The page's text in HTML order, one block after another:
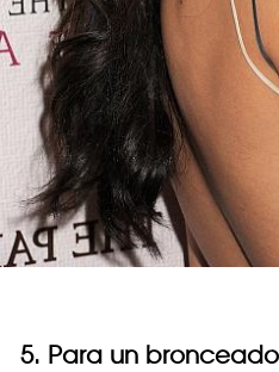
5. Para un